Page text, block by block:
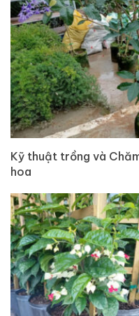
Kỹ thuật trồng và
hoa